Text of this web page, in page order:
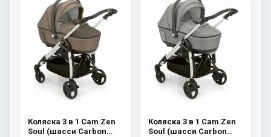
Коляска 3 в 1 Cam Zen
Soul (шасси Carbon
Коляска 3 в 1 Cam Zen
Soul (шасси Carbon